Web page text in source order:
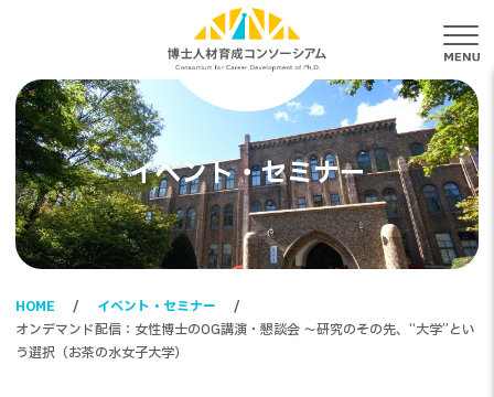
メ
イベント・セミナー
HOME
イベント・セミナー
オンデマンド配信：女性博士のOG講演・懇談会 ～研究のその先、“大学”とい
う選択（お茶の水女子大学）